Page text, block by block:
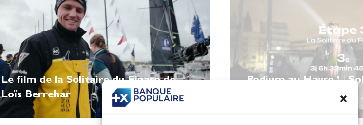
Le film de la Solitaire du Figaro de
Loïs Berrehar
Podium au Havre ! |